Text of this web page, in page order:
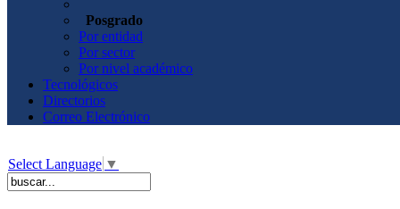
Posgrado
Por entidad
Por sector
Por nivel académico
Tecnológicos
Directorios
Correo Electrónico
Select Language ▼